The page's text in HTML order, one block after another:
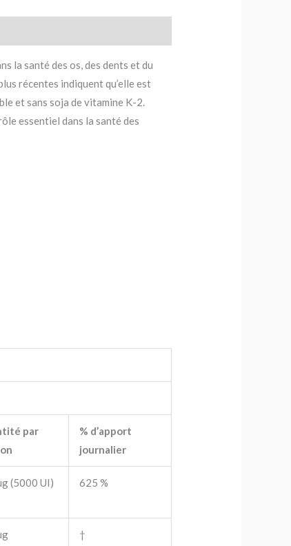
la santé des os, des dents et du
récentes indiquent qu’elle est
et sans soja de vitamine K-2.
essentiel dans la santé des
par
% d’apport
journalier
(5000 UI) 625 %
†